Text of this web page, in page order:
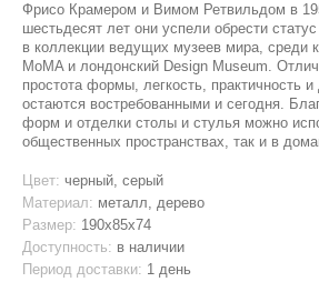
Фрисо Крамером и Вимом Ретвильдом в
шестьдесят лет они успели обрести
в коллекции ведущих музеев мира, среди
MoMA и лондонский Design Museum.
простота формы, легкость, практичность и
остаются востребованными и сегодня.
форм и отделки столы и стулья можно
общественных пространствах, так и в
Цвет: черный, серый
Материал: металл, дерево
Размер: 190x85x74
Доступность: в наличии
Период доставки: 1 день